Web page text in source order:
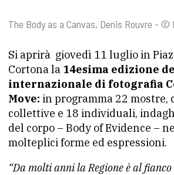
The Body as a Canvas, Denis Rouvre - ©
Si aprirà giovedì 11 luglio in
Cortona la 14esima edizione
internazionale di fotografia
Move: in programma 22 mostre,
collettive e 18 individuali,
del corpo – Body of Evidence –
molteplici forme ed espressioni.
“Da molti anni la Regione è al